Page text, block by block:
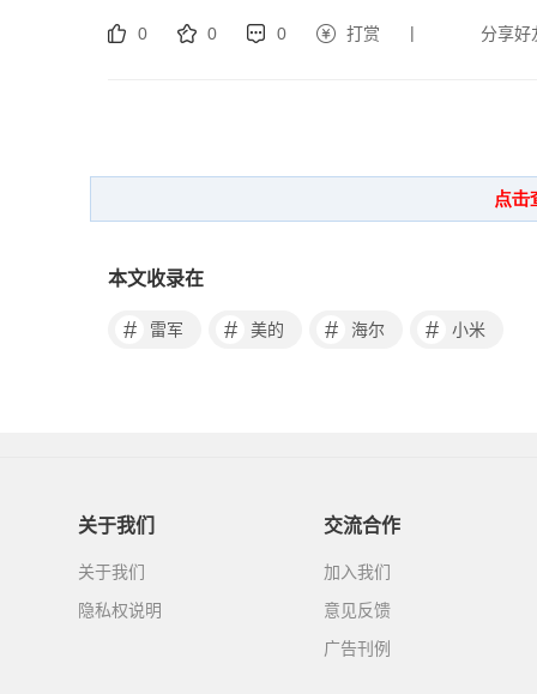
0 0 0 打赏 | 分享好
本文收录在
# 雷军 # 美的 # 海尔 # 小米
关于我们
关于我们
隐私权说明
交流合作
加入我们
意见反馈
广告刊例